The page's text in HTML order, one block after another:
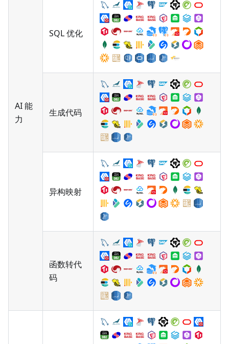
AI 能
力
SQL 优化
生成代码
异构映射
函数转代
码